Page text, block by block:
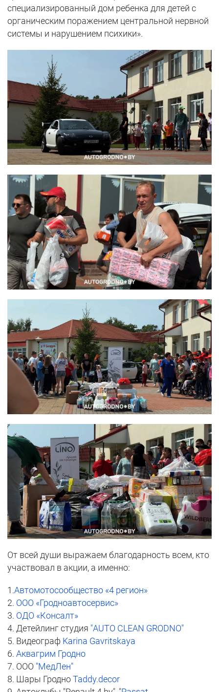
специализированный дом ребенка для детей с
органическим поражением центральной нервной
системы и нарушением психики».
От всей души выражаем благодарность всем, кто
участвовал в акции, а именно:
1.Автомотосообщество «4 регион»
2. ООО «Гродноавтосервис»
3. ОДО «Консалт»
4. Детейлинг студия "AUTO CLEAN GRODNO"
5. Видеограф Karina Gavritskaya
6. Аквагрим Гродно
7. ООО "МедЛен"
8. Шары ГродноTaddy.decor